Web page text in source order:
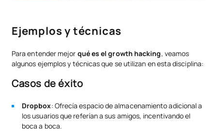
Ejemplos y técnicas
Para entender mejor qué es el growth hacking, veamos
algunos ejemplos y técnicas que se utilizan en esta disciplina:
Casos de éxito
Dropbox: Ofrecía espacio de almacenamiento adicional a
los usuarios que referían a sus amigos, incentivando el
boca a boca.